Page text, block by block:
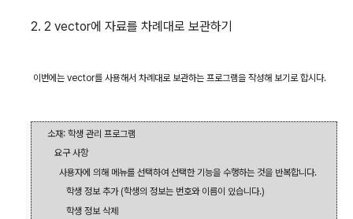
2. 2 vector에 자료를 차례대로 보관하기
이번에는 vector를 사용해서 차례대로 보관하는 프로그램을 작성해 보기로 합시다.
소재: 학생 관리 프로그램
요구 사항
사용자에 의해 메뉴를 선택하여 선택한 기능을 수행하는 것을 반복합니다.
학생 정보 추가(학생의 정보는 번호와 이름이 있습니다.)
학생 정보 삭제